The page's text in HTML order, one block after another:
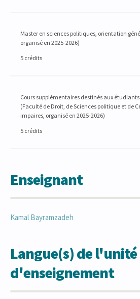
Master en sciences politiques, orientation
organisé en 2025-2026)
5 crédits
Cours supplémentaires destinés aux
(Faculté de Droit, de Sciences politique et de
impaires, organisé en 2025-2026)
5 crédits
Enseignant
Kamal Bayramzadeh
Langue(s) de l'unité
d'enseignement